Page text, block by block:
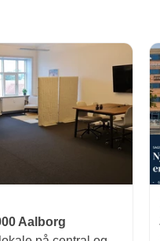
Aalborg